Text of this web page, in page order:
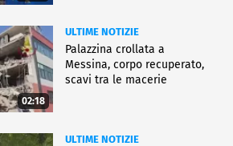
02:18
ULTIME NOTIZIE
Palazzina crollata a
Messina, corpo recuperato,
scavi tra le macerie
ULTIME NOTIZIE